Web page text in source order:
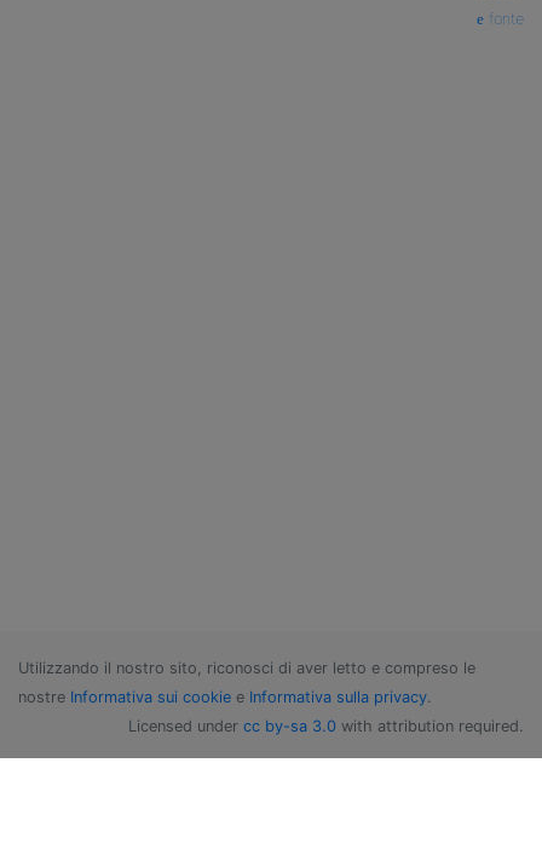
fonte
Utilizzando il nostro sito, riconosci di aver letto e compreso le
nostre Informativa sui cookie e Informativa sulla privacy.
Licensed under cc by-sa 3.0 with attribution required.